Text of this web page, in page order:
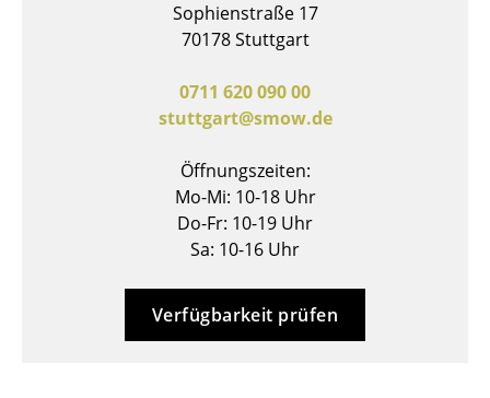
Gartenstühle
Sophienstraße 17
70178 Stuttgart
0711 620 090 00
stuttgart@smow.de
Öffnungszeiten:
Mo-Mi: 10-18 Uhr
Do-Fr: 10-19 Uhr
Sa: 10-16 Uhr
Verfügbarkeit prüfen